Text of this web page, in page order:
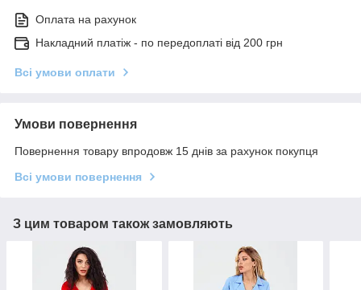
Оплата на рахунок
Накладний платіж - по передоплаті від 200 грн
Всі умови оплати
Умови повернення
Повернення товару впродовж 15 днів за рахунок покупця
Всі умови повернення
З цим товаром також замовляють